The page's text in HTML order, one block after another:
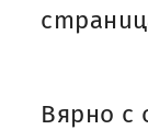
Вярно с